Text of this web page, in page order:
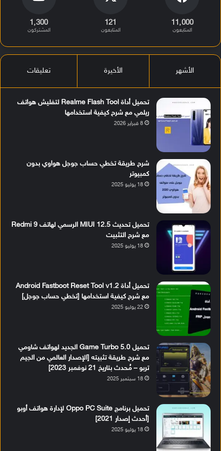
11٬000
المتابعون
121
المتابعون
1٬300
المشتركون
الأشهر الأخيرة تعليقات
تحميل أداة Realme Flash Tool لتفليش هواتف
ريلمي مع شرح كيفية استخدامها
8 فبراير 2026
شرح طريقة تخطي حساب جوجل هواوي بدون
كمبيوتر
18 يوليو 2025
تحميل تحديث MIUI 12.5 الرسمي لهاتف Redmi 9
مع شرح التثبيت
18 يوليو 2025
تحميل أداة Android Fastboot Reset Tool v1.2
مع شرح كيفية استخدامها [تخطي حساب جوجل]
22 يوليو 2025
تحميل Game Turbo 5.0 الجديد لهواتف شاومي
مع شرح طريقة تثبيته [الإصدار العالمي من الجيم
تربو – مُحدث بتاريخ 21 نوفمبر 2023]
18 سبتمبر 2025
تحميل برنامج Oppo PC Suite لإدارة هواتف أوبو
[أحدث إصدار 2021]
18 يوليو 2025